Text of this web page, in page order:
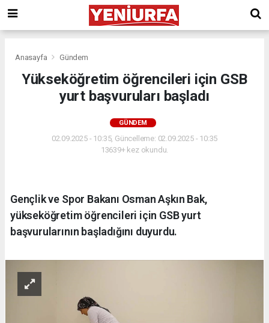
Anasayfa Gündem
Yükseköğretim öğrencileri için GSB
yurt başvuruları başladı
GÜNDEM
02.09.2025 - 10:35, Güncelleme: 02.09.2025 - 10:35
13639+ kez okundu.
Gençlik ve Spor Bakanı Osman Aşkın Bak,
yükseköğretim öğrencileri için GSB yurt
başvurularının başladığını duyurdu.